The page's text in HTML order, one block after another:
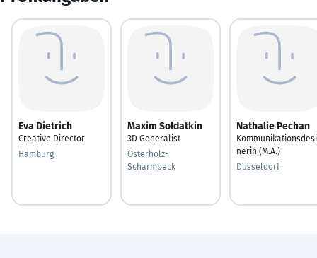
Eva Dietrich
Creative Director
Hamburg
Maxim Soldatkin
3D Generalist
Osterholz-
Scharmbeck
Nathalie Pechan
nerin (M.A.)
Düsseldorf